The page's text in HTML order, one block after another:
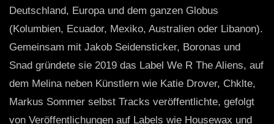
Deutschland, Europa und dem ganzen Globus
(Kolumbien, Ecuador, Mexiko, Australien oder Libanon).
Gemeinsam mit Jakob Seidensticker, Boronas und
Snad gründete sie 2019 das Label We R The Aliens, auf
dem Melina neben Künstlern wie Katie Drover, Chklte,
Markus Sommer selbst Tracks veröffentlichte, gefolgt
von Veröffentlichungen auf Labels wie Housewax und